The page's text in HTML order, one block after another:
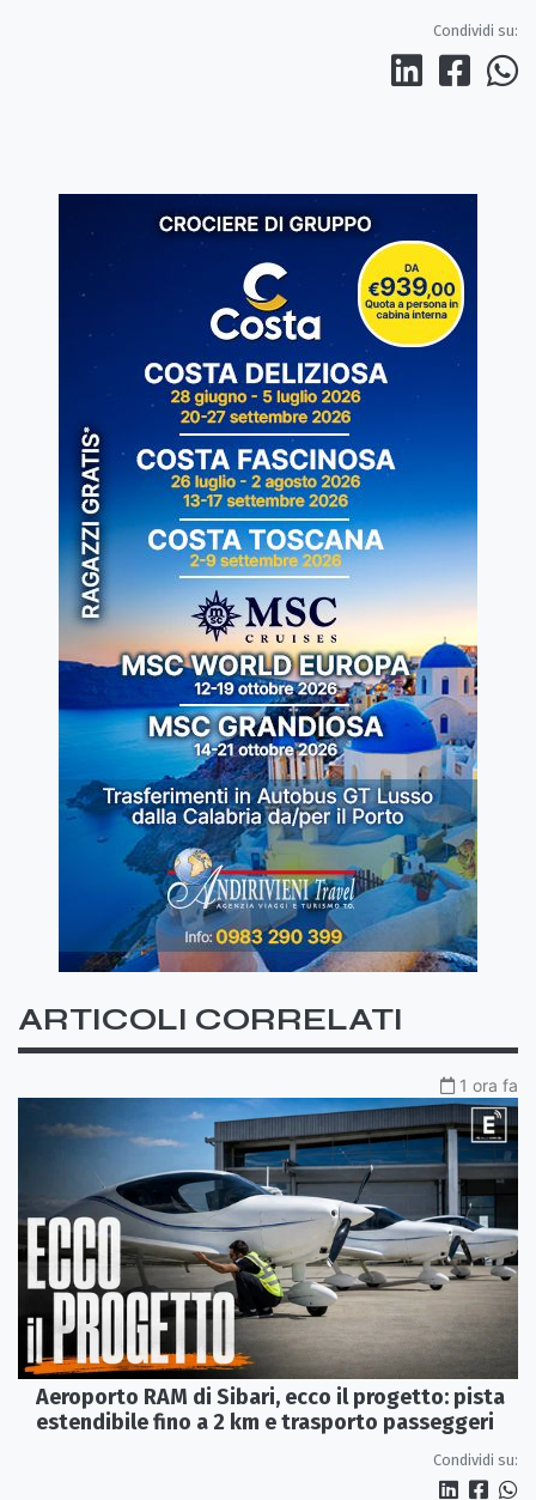
Condividi su:
ARTICOLI CORRELATI
1 ora fa
Aeroporto RAM di Sibari, ecco il progetto: pista
estendibile fino a 2 km e trasporto passeggeri
Condividi su: